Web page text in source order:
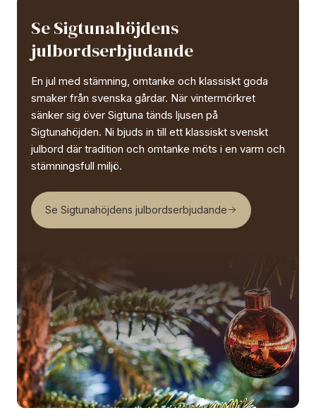
Se Sigtunahöjdens
julbordserbjudande
En jul med stämning, omtanke och klassiskt goda
smaker från svenska gårdar. När vintermörkret
sänker sig över Sigtuna tänds ljusen på
Sigtunahöjden. Ni bjuds in till ett klassiskt svenskt
julbord där tradition och omtanke möts i en varm och
stämningsfull miljö.
Se Sigtunahöjdens julbordserbjudande